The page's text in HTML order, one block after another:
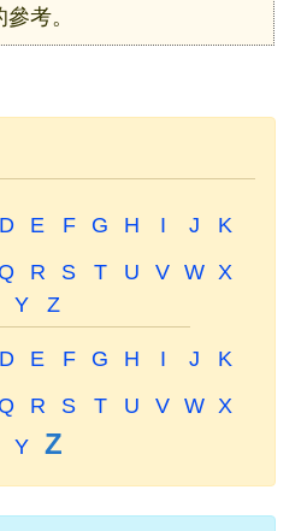
考。
D E F G H I J
K
R S T U V W X
Y
Z
D E F G H I J
K
R S T U V W X
Y
Z